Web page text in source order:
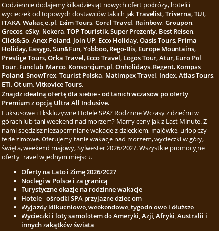
Codziennie dodajemy kilkadziesiąt nowych ofert podróży, hoteli i
wycieczek od topowych dostawców takich jakTravelist,Triverna,TUI,
ITAKA,Wakacje.pl, Exim Tours,Coral Travel, Rainbow,Groupon,
Grecos,eSky, Nekera,TOP Touristik,Super Prezenty, Best Reisen,
Click&Go,Anex Poland, Join UP, Ecco Holiday,Oasis Tours, Prima
Holiday, Easygo,Sun&Fun,Yobboo, Rego-Bis, Europe Mountains,
Prestige Tours,Orka Travel, Ecco Travel, Logos Tour,Atur, Euro Pol
Tour, Funclub, Marco, Konsorcjum.pl,Onholidays, Regent, Kompas
Poland,SnowTrex,Tourist Polska, Matimpex Travel, Index,Atlas Tours,
ETI,Otium,Vitkovice Tours.
Znajdź idealną ofertę dla siebie - od tanich wczasów po oferty
Premium z opcją Ultra All Inclusive.
Luksusowe i Ekskluzywne Hotele SPA? Rodzinne Wczasy z dziećmi w
górach lub tani weekend nad morzem? Mamy ceny jak z Last Minute. Z
nami spędzisz niezapomniane wakacje z dzieckiem, majówkę, urlop czy
ferie zimowe. Oferujemy tanie wakacje nad morzem, wycieczki w góry,
święta, weekend majowy, Sylwester 2026/2027. Wszystkie promocyjne
oferty travel w jednym miejscu.
Oferty na Lato i Zimę 2026/2027
Noclegi w Polsce i za granicą
Turystyczne okazje na rodzinne wakacje
Hotele i ośrodki SPA przyjazne dzieciom
Wyjazdy kilkudniowe, weekendowe, tygodniowe i dłuższe
Wycieczki i loty samolotem do Ameryki, Azji, Afryki, Australii i
innych zakątków świata